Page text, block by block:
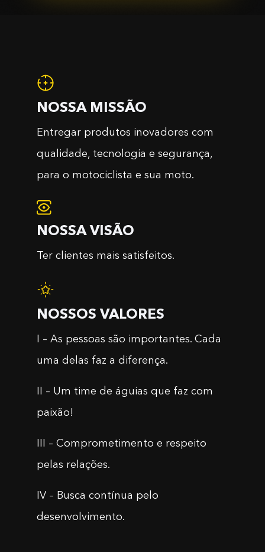
NOSSA MISSÃO
Entregar produtos inovadores com
qualidade, tecnologia e segurança,
para o motociclista e sua moto.
NOSSA VISÃO
Ter clientes mais satisfeitos.
NOSSOS VALORES
I – As pessoas são importantes. Cada
uma delas faz a diferença.
II – Um time de águias que faz com
paixão!
III – Comprometimento e respeito
pelas relações.
IV – Busca contínua pelo
desenvolvimento.